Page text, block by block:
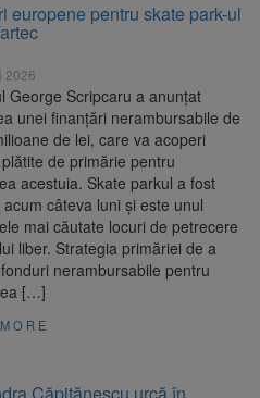
europene pentru skate park-ul
2026
George Scripcaru a anunțat
unei finanțări nerambursabile de
de lei, care va acoperi
de primărie pentru
acestuia. Skate parkul a fost
câteva luni și este unul
mai căutate locuri de petrecere
liber. Strategia primăriei de a
nerambursabile pentru
[…]